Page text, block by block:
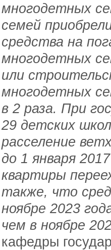
многодетных
семей
средства на
многодетных
или
многодетных
в 2 раза. При
29 детских
расселение
до 1 января
квартиры
также, что
ноябре 2023
чем в ноябре
кафедры